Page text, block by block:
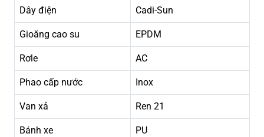
Dây điện Cadi-Sun
Gioăng cao su EPDM
Rơle AC
Phao cấp nước Inox
Van xả Ren 21
Bánh xe PU